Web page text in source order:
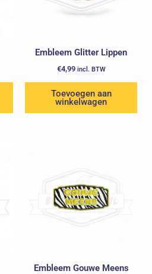
Embleem Glitter Lippen
€4,99 incl. BTW
Toevoegen aan
winkelwagen
Embleem Gouwe Meens